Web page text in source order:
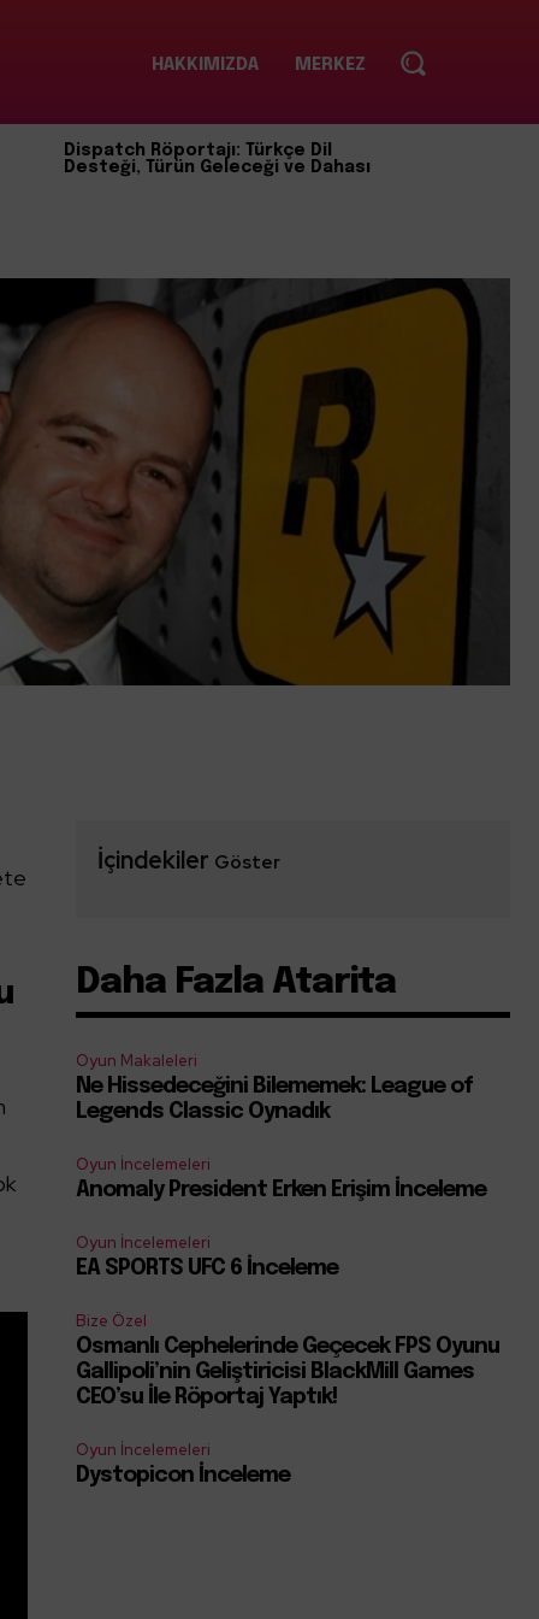
HAKKIMIZDA MERKEZ
Dispatch Röportajı: Türkçe Dil
Desteği, Türün Geleceği ve Dahası
İçindekiler Göster
Daha Fazla Atarita
Oyun Makaleleri
Ne Hissedeceğini Bilememek: League of
Legends Classic Oynadık
Oyun İncelemeleri
Anomaly President Erken Erişim İnceleme
Oyun İncelemeleri
EA SPORTS UFC 6 İnceleme
Bize Özel
Osmanlı Cephelerinde Geçecek FPS Oyunu
Gallipoli’nin Geliştiricisi BlackMill Games
CEO’su İle Röportaj Yaptık!
Oyun İncelemeleri
Dystopicon İnceleme